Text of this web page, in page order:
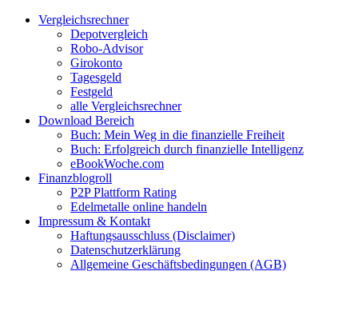
Zum
Facebook
Twitter
Instagram
Pinterest
YouTubeVergleichsrechner
Depotvergleich
Robo-Advisor
Girokonto
Tagesgeld
Festgeld
alle Vergleichsrechner
Download Bereich
Buch: Mein Weg in die finanzielle Freiheit
Buch: Erfolgreich durch finanzielle Intelligenz
eBookWoche.com
Finanzblogroll
P2P Plattform Rating
Edelmetalle online handeln
Impressum & Kontakt
Haftungsausschluss (Disclaimer)
Datenschutzerklärung
Allgemeine Geschäftsbedingungen (AGB)